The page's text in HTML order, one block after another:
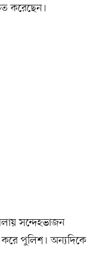
করেছেন।
সন্দেহভাজন
পুলিশ। অন্যদিকে